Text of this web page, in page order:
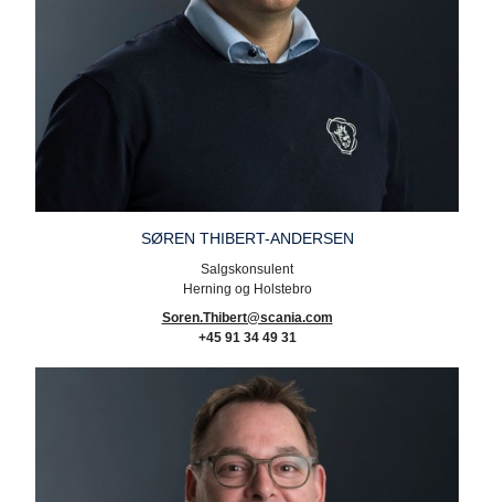
SØREN THIBERT-ANDERSEN
Salgskonsulent
Herning og Holstebro
Soren.Thibert@scania.com
+45 91 34 49 31